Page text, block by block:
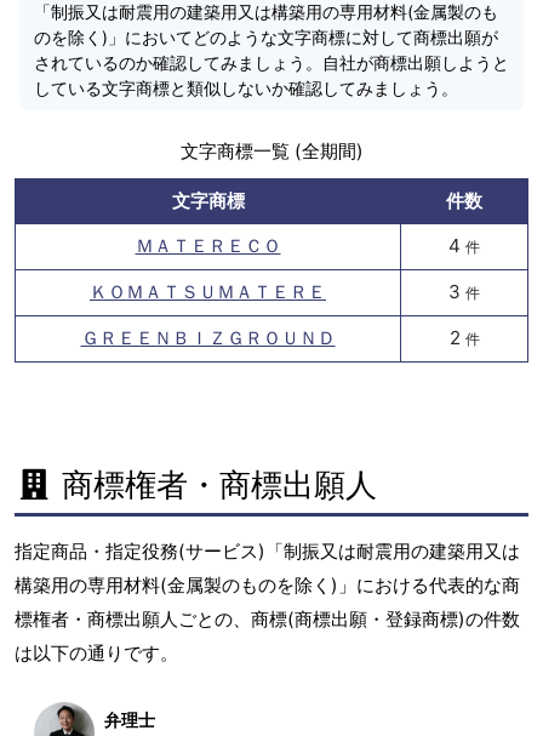
「制振又は耐震用の建築用又は構築用の専用材料(金属製のも
のを除く)」においてどのような文字商標に対して商標出願が
されているのか確認してみましょう。自社が商標出願しようと
している文字商標と類似しないか確認してみましょう。
文字商標一覧 (全期間)
文字商標
件数
ＭＡＴＥＲＥＣＯ
4 件
ＫＯＭＡＴＳＵＭＡＴＥＲＥ 3 件
ＧＲＥＥＮＢＩＺＧＲＯＵＮＤ 2 件
商標権者・商標出願人
指定商品・指定役務(サービス)「制振又は耐震用の建築用又は
構築用の専用材料(金属製のものを除く)」における代表的な商
標権者・商標出願人ごとの、商標(商標出願・登録商標)の件数
は以下の通りです。
弁理士